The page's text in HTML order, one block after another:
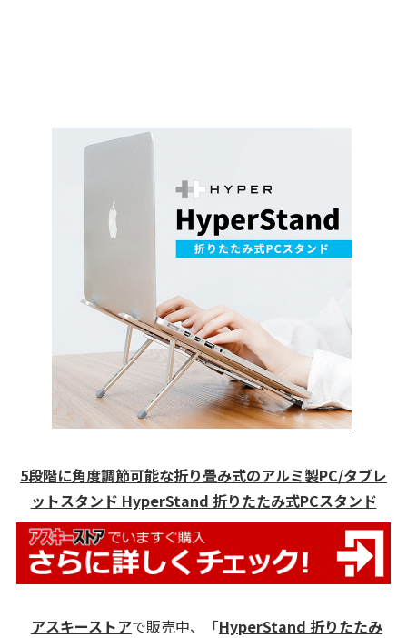
5段階に角度調節可能な折り畳み式のアルミ製PC/タブレ
ットスタンド HyperStand 折りたたみ式PCスタンド
アスキーストアで販売中、「HyperStand 折りたたみ